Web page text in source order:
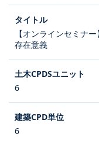
【オンラインセミナ
存在意義
6
6